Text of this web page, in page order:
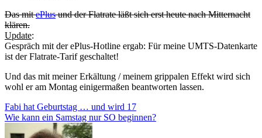
Das mitePlusund der Flatrate läßt sich erst heute nach Mitternacht
klären.
Update:
Gespräch mit der ePlus-Hotline ergab: Für meine UMTS-Datenkarte
ist der Flatrate-Tarif geschaltet!
Und das mit meiner Erkältung / meinem grippalen Effekt wird sich
wohl er am Montag einigermaßen beantworten lassen.
Beitragsnavigation
Fabi hat Geburtstag … und wird 17
Wie kann ein Samstag nur SO beginnen?